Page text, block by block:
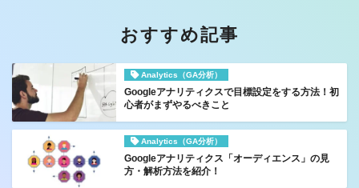
おすすめ記事
Analytics（GA分析）
Googleアナリティクスで目標設定をする方法！初
心者がまずやるべきこと
Analytics（GA分析）
Googleアナリティクス「オーディエンス」の見
方・解析方法を紹介！